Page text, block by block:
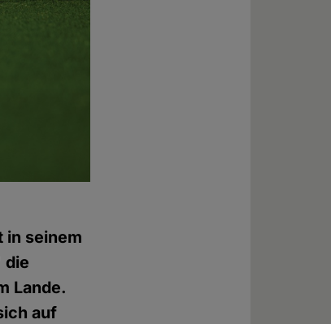
in seinem
die
Lande.
auf